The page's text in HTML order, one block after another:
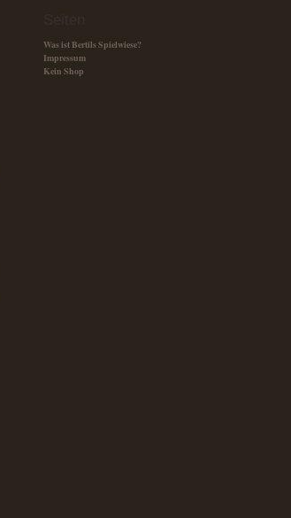
Was ist Bertils Spielwiese?
Impressum
Kein Shop